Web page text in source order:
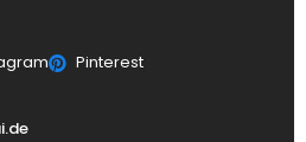
Pinterest